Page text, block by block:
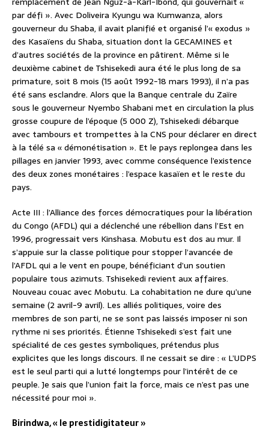
par défi ». Avec Doliveira Kyungu wa Kumwanza, alors
gouverneur du Shaba, il avait planifié et organisé l’« exodus »
des Kasaïens du Shaba, situation dont la GECAMINES et
d’autres sociétés de la province en pâtirent. Même si le
deuxième cabinet de Tshisekedi aura été le plus long de sa
primature, soit 8 mois (15 août 1992-18 mars 1993), il n’a pas
été sans esclandre. Alors que la Banque centrale du Zaïre
sous le gouverneur Nyembo Shabani met en circulation la plus
grosse coupure de l’époque (5 000 Z), Tshisekedi débarque
avec tambours et trompettes à la CNS pour déclarer en direct
à la télé sa « démonétisation ». Et le pays replongea dans les
pillages en janvier 1993, avec comme conséquence l’existence
des deux zones monétaires : l’espace kasaïen et le reste du
pays.
Acte III : l’Alliance des forces démocratiques pour la libération
du Congo (AFDL) qui a déclenché une rébellion dans l’Est en
1996, progressait vers Kinshasa. Mobutu est dos au mur. Il
s’appuie sur la classe politique pour stopper l’avancée de
l’AFDL qui a le vent en poupe, bénéficiant d’un soutien
populaire tous azimuts. Tshisekedi revient aux affaires.
Nouveau couac avec Mobutu. La cohabitation ne dure qu’une
semaine (2 avril-9 avril). Les alliés politiques, voire des
membres de son parti, ne se sont pas laissés imposer ni son
rythme ni ses priorités. Étienne Tshisekedi s’est fait une
spécialité de ces gestes symboliques, prétendus plus
explicites que les longs discours. Il ne cessait se dire : « L’UDPS
est le seul parti qui a lutté longtemps pour l’intérêt de ce
peuple. Je sais que l’union fait la force, mais ce n’est pas une
nécessité pour moi ».
Birindwa, « le prestidigitateur »